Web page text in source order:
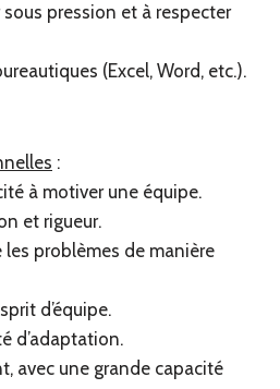
sous pression et à respecter
(Excel, Word, etc.).
:
à motiver une équipe.
et rigueur.
les problèmes de manière
d’équipe.
d’adaptation.
avec une grande capacité